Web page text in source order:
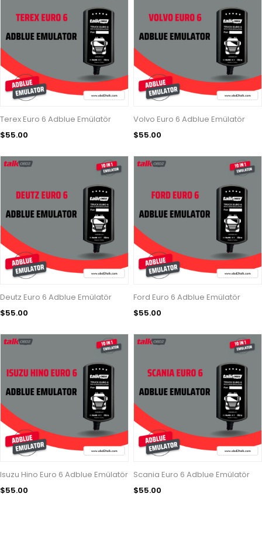
Terex Euro 6 Adblue Emülatör
$55.00
Volvo Euro 6 Adblue Emülatör
$55.00
Deutz Euro 6 Adblue Emülatör
$55.00
Ford Euro 6 Adblue Emülatör
$55.00
Isuzu Hino Euro 6 Adblue Emülatör
$55.00
Scania Euro 6 Adblue Emülatör
$55.00